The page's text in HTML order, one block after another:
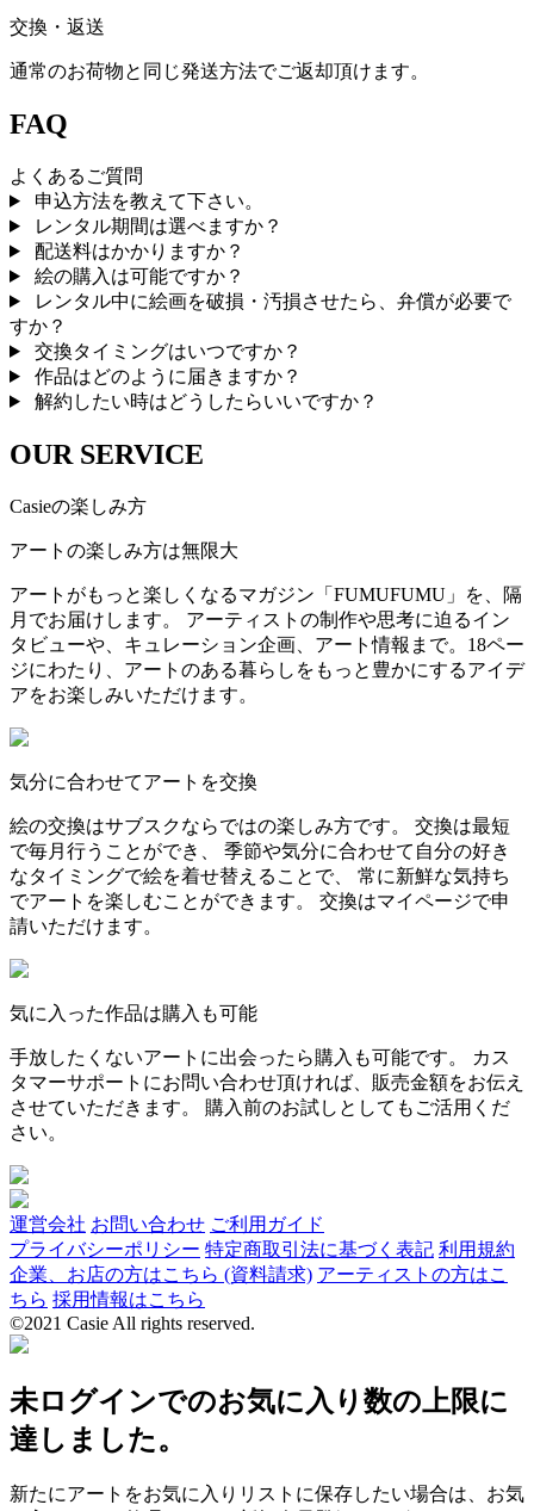
交換・返送
通常のお荷物と同じ発送方法でご返却頂けます。
FAQ
よくあるご質問
申込方法を教えて下さい。
レンタル期間は選べますか？
配送料はかかりますか？
絵の購入は可能ですか？
レンタル中に絵画を破損・汚損させたら、弁償が必要で
すか？
交換タイミングはいつですか？
作品はどのように届きますか？
解約したい時はどうしたらいいですか？
OUR SERVICE
Casieの楽しみ方
アートの楽しみ方は無限大
アートがもっと楽しくなるマガジン「FUMUFUMU」を、隔
月でお届けします。 アーティストの制作や思考に迫るイン
タビューや、キュレーション企画、アート情報まで。18ペー
ジにわたり、アートのある暮らしをもっと豊かにするアイデ
アをお楽しみいただけます。
気分に合わせてアートを交換
絵の交換はサブスクならではの楽しみ方です。 交換は最短
で毎月行うことができ、 季節や気分に合わせて自分の好き
なタイミングで絵を着せ替えることで、 常に新鮮な気持ち
でアートを楽しむことができます。 交換はマイページで申
請いただけます。
気に入った作品は購入も可能
手放したくないアートに出会ったら購入も可能です。 カス
タマーサポートにお問い合わせ頂ければ、販売金額をお伝え
させていただきます。 購入前のお試しとしてもご活用くだ
さい。
運営会社 お問い合わせ ご利用ガイド
プライバシーポリシー 特定商取引法に基づく表記 利用規約
企業、お店の方はこちら (資料請求) アーティストの方はこ
ちら 採用情報はこちら
©2021 Casie All rights reserved.
未ログインでのお気に入り数の上限に
達しました。
新たにアートをお気に入りリストに保存したい場合は、お気